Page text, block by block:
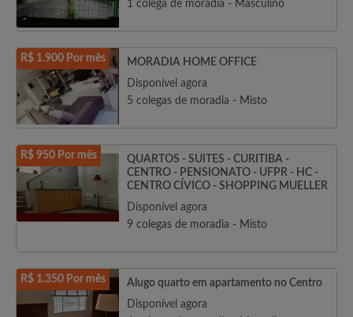
1 colega de moradia - Masculino
R$ 1.900 Por mês
MORADIA HOME OFFICE
Disponível agora
5 colegas de moradia - Misto
R$ 950 Por mês
QUARTOS - SUITES - CURITIBA -
CENTRO - PENSIONATO - UFPR - HC -
CENTRO CÍVICO - SHOPPING MUELLER
Disponível agora
9 colegas de moradia - Misto
R$ 1.350 Por mês
Alugo quarto em apartamento no Centro
Disponível agora